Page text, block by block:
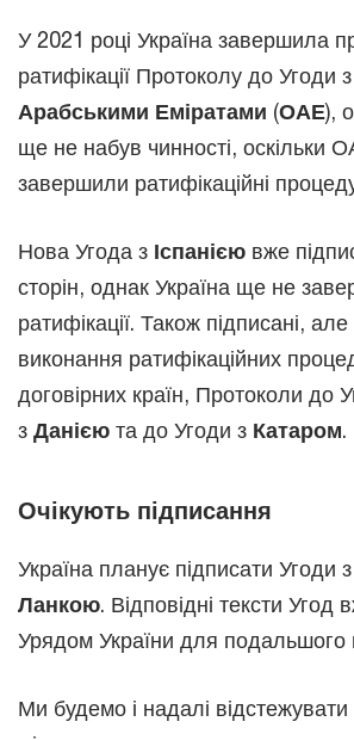
У 2021 році Україна завершила
ратифікації Протоколу до Угоди з
Арабськими Еміратами (ОАЕ),
ще не набув чинності, оскільки
завершили ратифікаційні
Нова Угода з Іспанією вже
сторін, однак Україна ще не
ратифікації. Також підписані, але
виконання ратифікаційних
договірних країн, Протоколи до
з Данією та до Угоди з Катаром.
Очікують підписання
Україна планує підписати Угоди з
Ланкою. Відповідні тексти Угод
Урядом України для подальшого
Ми будемо і надалі відстежувати